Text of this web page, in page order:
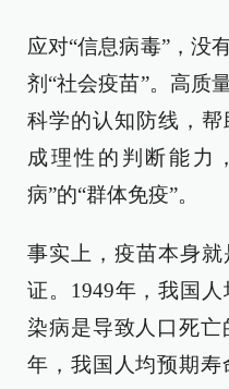
应对“信息病毒”，没
剂“社会疫苗”。高质
科学的认知防线，
成理性的判断能力
病”的“群体免疫”。
事实上，疫苗本身就
证。1949年，我国
染病是导致人口死亡
年，我国人均预期